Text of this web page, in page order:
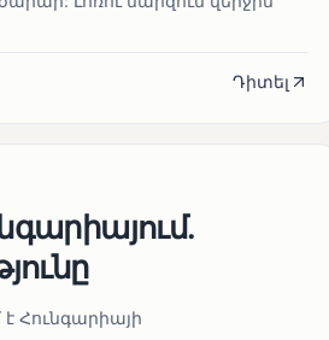
Դիտել
Հունգարիայի